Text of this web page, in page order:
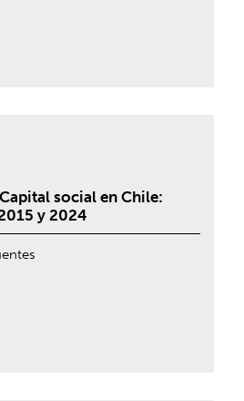
social en Chile:
y 2024